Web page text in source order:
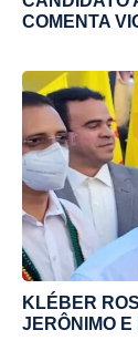
COMENTA
KLÉBER
JERÔNIMO